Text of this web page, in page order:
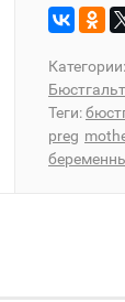
Категории:
Теги:
preg